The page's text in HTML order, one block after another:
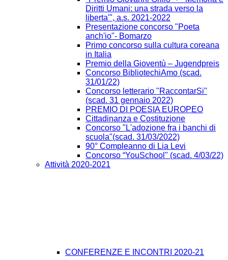
Diritti Umani: una strada verso la
liberta'", a.s. 2021-2022
Presentazione concorso "Poeta
anch'io"- Bomarzo
Primo concorso sulla cultura coreana
in Italia
Premio della Gioventù – Jugendpreis
Concorso BibliotechiAmo (scad.
31/01/22)
Concorso letterario "RaccontarSi"
(scad. 31 gennaio 2022)
PREMIO DI POESIA EUROPEO
Cittadinanza e Costituzione
Concorso "L'adozione fra i banchi di
scuola"(scad. 31/03/2022)
90° Compleanno di Lia Levi
Concorso “YouSchool" (scad. 4/03/22)
Attività 2020-2021
CONFERENZE E INCONTRI 2020-21